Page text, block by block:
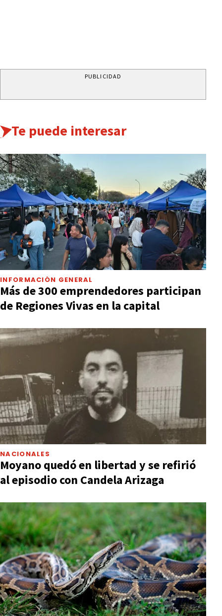
PUBLICIDAD
Te puede interesar
INFORMACIÓN GENERAL
Más de 300 emprendedores participan
de Regiones Vivas en la capital
NACIONALES
Moyano quedó en libertad y se refirió
al episodio con Candela Arizaga